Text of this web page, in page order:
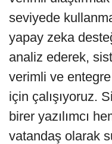
seviyede
yapay zeka
analiz ederek,
verimli ve
için çalışıyoruz.
birer yazılımcı
vatandaş olarak